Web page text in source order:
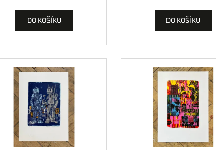
DO KOŠÍKU DO KOŠÍKU